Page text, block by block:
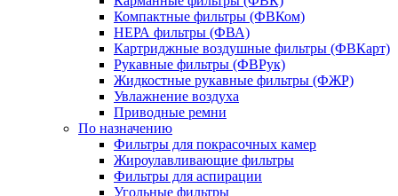
Компактные фильтры (ФВКом)
НЕРА фильтры (ФВА)
Картриджные воздушные фильтры (ФВКарт)
Рукавные фильтры (ФВРук)
Жидкостные рукавные фильтры (ФЖР)
Увлажнение воздуха
Приводные ремни
По назначению
Фильтры для покрасочных камер
Жироулавливающие фильтры
Фильтры для аспирации
Угольные фильтры